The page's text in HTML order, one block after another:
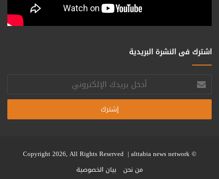
اشترك فى النشرة البريدية
أدخل
بريدك
الإلكتروني
© Copyright 2026, All Rights Reserved |
alttabia news network
من نحن
بيان الخصوصية